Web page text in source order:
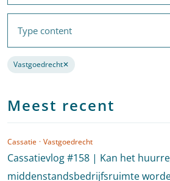
Type content
Type content
Filteropties
Verwijder de filter
Vastgoedrecht✕
Meest recent
Cassatie · Vastgoedrecht
Cassatievlog #158 | Kan het
middenstandsbedrijfsruimte